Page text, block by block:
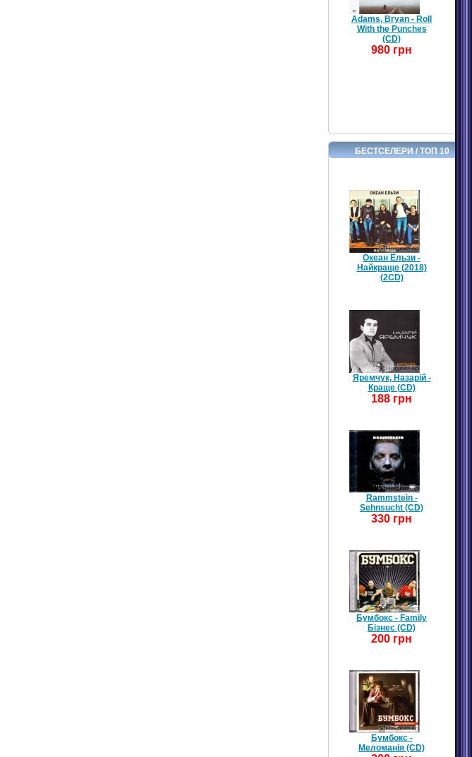
Adams, Bryan - Roll
With the Punches
(CD)
980 грн
БЕСТСЕЛЕРИ / ТОП 10
Океан Ельзи -
Найкраще (2018)
(2CD)
Яремчук, Назарій -
Краще (CD)
188 грн
Rammstein -
Sehnsucht (CD)
330 грн
Бумбокс - Family
Бізнес (CD)
200 грн
Бумбокс -
Меломанія (CD)